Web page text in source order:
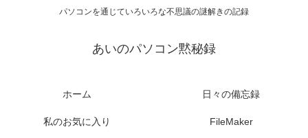
パソコンを通じていろいろな不思議の謎解きの記録
あいのパソコン黙秘録
ホーム 日々の備忘録
私のお気に入り FileMaker